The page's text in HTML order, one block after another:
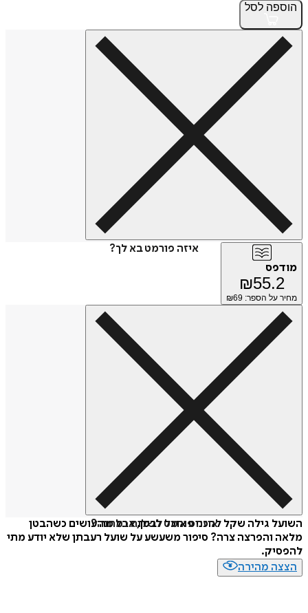
הוספה לסל
איזה פורמט בא לך?
מודפס
₪55.2
מחיר על הספר: ₪ 69
איזה פורמט לשלוח כמתנה?
השועל גילה שקל להכניס אוכל לבטן, אבל מה עושים כשהבטן
מלאה והפרצה צרה? סיפור משעשע על שועל רעבתן שלא יודע מתי
להפסיק.
הצצה מהירה